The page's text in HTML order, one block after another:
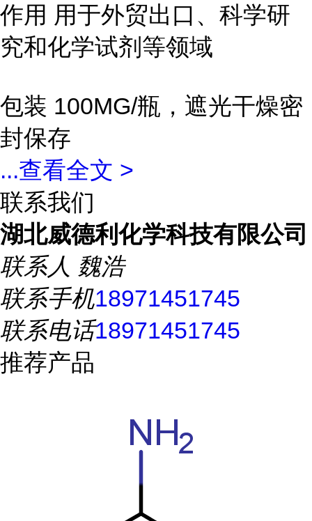
作用 用于外贸出口、科学研
究和化学试剂等领域
包装 100MG/瓶，遮光干燥密
封保存
...查看全文 >
联系我们
湖北威德利化学科技有限公司
联系人 魏浩
联系手机18971451745
联系电话18971451745
推荐产品